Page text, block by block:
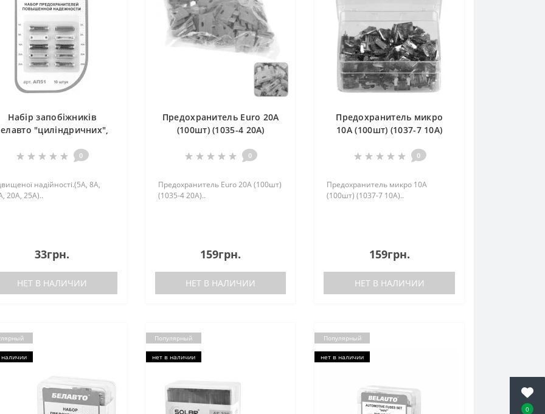
0
Набір запобіжників
"циліндричних",
0
надійності.(5А, 8А,
20А, 25А)..
33грн.
НЕТ В НАЛИЧИИ
Предохранитель Euro 20А
(100шт) (1035-4 20A)
0
Предохранитель Euro 20А (100шт)
(1035-4 20A)..
159грн.
НЕТ В НАЛИЧИИ
Предохранитель микро
10А (100шт) (1037-7 10A)
0
Предохранитель микро 10А
(100шт) (1037-7 10A)..
159грн.
НЕТ В НАЛИЧИИ
Популярный
нет в наличии
Популярный
нет в наличии